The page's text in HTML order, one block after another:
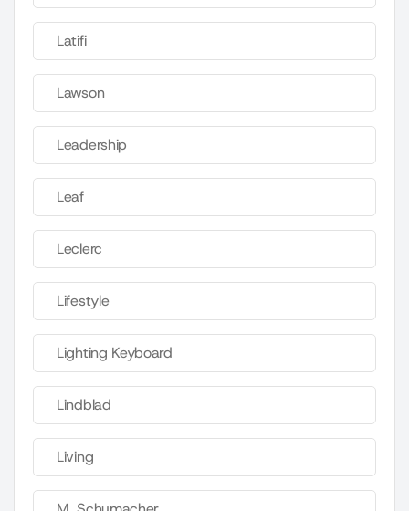
Latifi
Lawson
Leadership
Leaf
Leclerc
Lifestyle
Lighting Keyboard
Lindblad
Living